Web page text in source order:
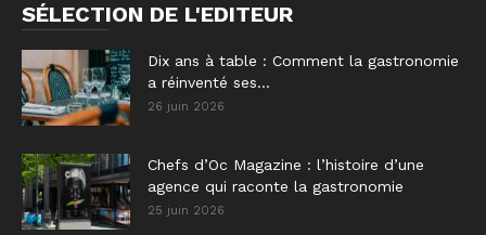
SÉLECTION DE L'EDITEUR
Dix ans à table : Comment la gastronomie
a réinventé ses...
26 juin 2026
Chefs d’Oc Magazine : l’histoire d’une
agence qui raconte la gastronomie
25 juin 2026